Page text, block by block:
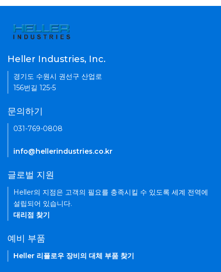
Heller Industries, Inc.
경기도 수원시 권선구 산업로
156번길 125-5
문의하기
031-769-0808
info@hellerindustries.co.kr
글로벌 지원
Heller의 지점은 고객의 필요를 충족시킬 수 있도록 세계 전역에
설립되어 있습니다.
대리점 찾기
예비 부품
Heller 리플로우 장비의 대체 부품 찾기